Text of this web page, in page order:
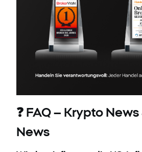
❓ FAQ – Krypto
News